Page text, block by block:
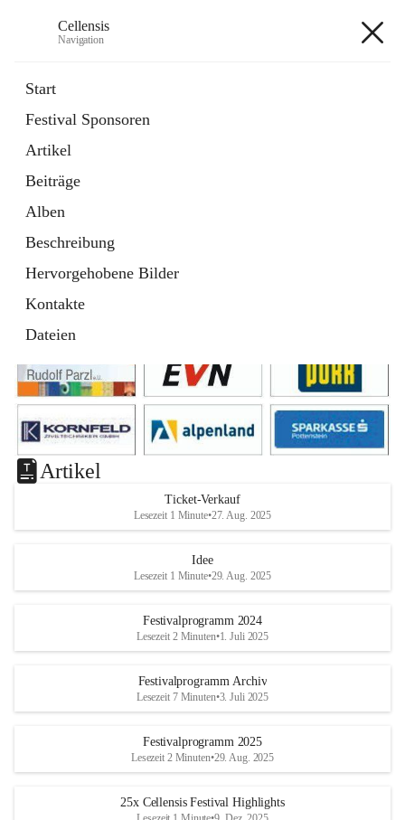
Cellensis
Navigation
Start
Festival Sponsoren
Artikel
Beiträge
Alben
Beschreibung
Hervorgehobene Bilder
Kontakte
Dateien
Festival Sponsoren
Artikel
Ticket-Verkauf
Lesezeit 1 Minute•27. Aug. 2025
Idee
Lesezeit 1 Minute•29. Aug. 2025
Festivalprogramm 2024
Lesezeit 2 Minuten•1. Juli 2025
Festivalprogramm Archiv
Lesezeit 7 Minuten•3. Juli 2025
Festivalprogramm 2025
Lesezeit 2 Minuten•29. Aug. 2025
25x Cellensis Festival Highlights